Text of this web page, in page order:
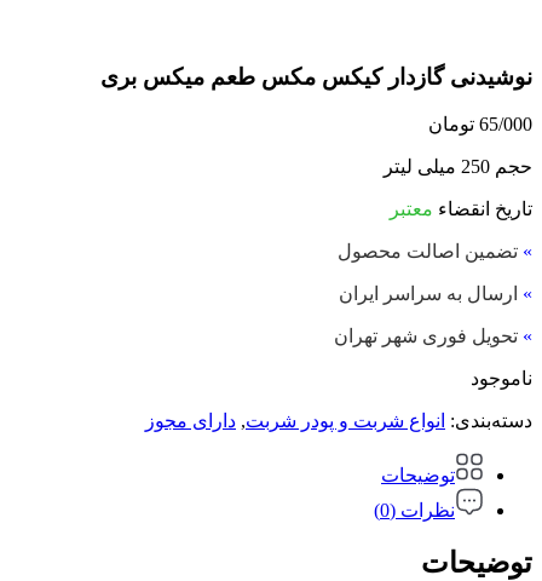
نوشیدنی گازدار کیکس مکس طعم میکس بری
65/000 تومان
حجم 250 میلی لیتر
تاریخ انقضاء معتبر
» تضمین اصالت محصول
» ارسال به سراسر ایران
» تحویل فوری شهر تهران
ناموجود
دسته‌بندی: انواع شربت و پودر شربت, دارای مجوز
توضیحات
نظرات (0)
توضیحات